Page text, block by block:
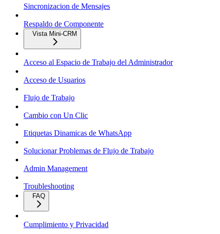
Sincronizacion de Mensajes
Respaldo de Componente
Vista Mini-CRM
Acceso al Espacio de Trabajo del Administrador
Acceso de Usuarios
Flujo de Trabajo
Cambio con Un Clic
Etiquetas Dinamicas de WhatsApp
Solucionar Problemas de Flujo de Trabajo
Admin Management
Troubleshooting
FAQ
Cumplimiento y Privacidad